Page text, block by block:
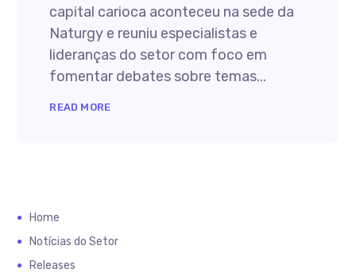
capital carioca aconteceu na sede da
Naturgy e reuniu especialistas e
lideranças do setor com foco em
fomentar debates sobre temas...
READ MORE
Home
Notícias do Setor
Releases